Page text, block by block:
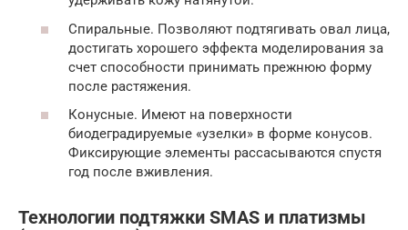
Спиральные. Позволяют подтягивать овал лица,
достигать хорошего эффекта моделирования за
счет способности принимать прежнюю форму
после растяжения.
Конусные. Имеют на поверхности
биодеградируемые «узелки» в форме конусов.
Фиксирующие элементы рассасываются спустя
год после вживления.
Технологии подтяжки SMAS и платизмы